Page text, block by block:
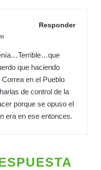
Responder
que haciendo
en el Pueblo
de control de la
porque se opuso el
era en ese entonces.